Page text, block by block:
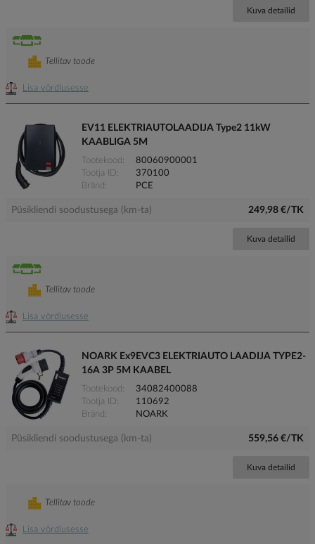
Kuva detailid
Lisa võrdlusesse
Tellitav toode
EV11 ELEKTRIAUTOLAADIJA Type2 11kW
KAABLIGA 5M
Tootekood
80060900001
Tootja ID
370100
Bränd
PCE
Püsikliendi soodustusega (km-ta) 249,98 €/TK
Kuva detailid
Lisa võrdlusesse
Tellitav toode
NOARK Ex9EVC3 ELEKTRIAUTO LAADIJA TYPE2-
16A 3P 5M KAABEL
Tootekood
34082400088
Tootja ID
110692
Bränd
NOARK
Püsikliendi soodustusega (km-ta) 559,56 €/TK
Kuva detailid
Lisa võrdlusesse
Tellitav toode